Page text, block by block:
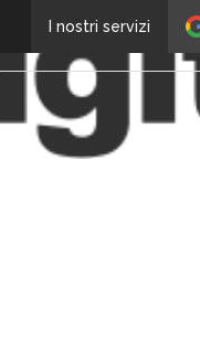
I nostri servizi